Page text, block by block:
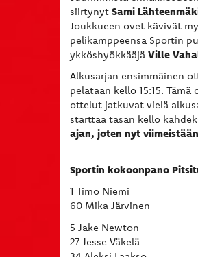
siirtynyt Sami
Joukkueen ovet kävivät
pelikamppeensa Sportin
ykköshyökkääjä Ville
Alkusarjan ensimmäinen
pelataan kello 15:15.
ottelut jatkuvat vielä
starttaa tasan kello
ajan, joten nyt
Sportin kokoonpano
1 Timo Niemi
60 Mika Järvinen
5 Jake Newton
27 Jesse Väkelä